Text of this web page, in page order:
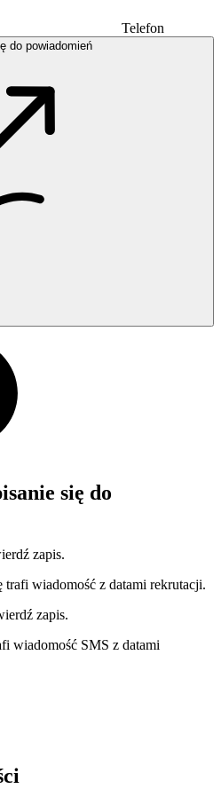
Telefon
do powiadomień
się do
zapis.
wiadomość z datami rekrutacji.
zapis.
wiadomość SMS z datami